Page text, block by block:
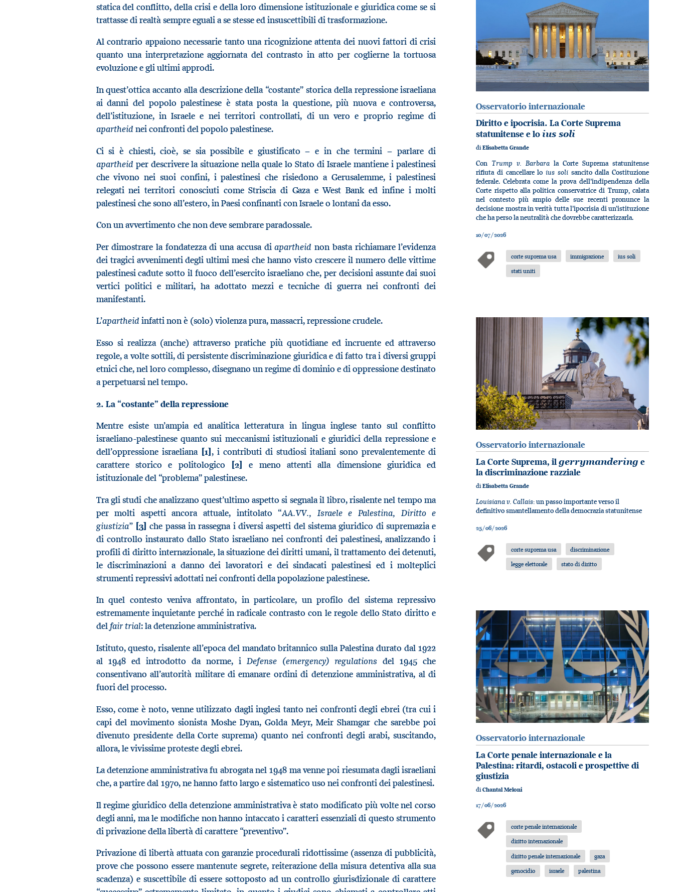
statica del conflitto, della crisi e della loro dimensione istituzionale e giuridica come se si
trattasse di realtà sempre eguali a se stesse ed insuscettibili di trasformazione.
Al contrario appaiono necessarie tanto una ricognizione attenta dei nuovi fattori di crisi
quanto una interpretazione aggiornata del contrasto in atto per coglierne la tortuosa
evoluzione e gli ultimi approdi.
In quest’ottica accanto alla descrizione della “costante” storica della repressione israeliana
ai danni del popolo palestinese è stata posta la questione, più nuova e controversa,
dell’istituzione, in Israele e nei territori controllati, di un vero e proprio regime di
apartheid nei confronti del popolo palestinese.
Ci si è chiesti, cioè, se sia possibile e giustificato − e in che termini − parlare di
apartheid per descrivere la situazione nella quale lo Stato di Israele mantiene i palestinesi
che vivono nei suoi confini, i palestinesi che risiedono a Gerusalemme, i palestinesi
relegati nei territori conosciuti come Striscia di Gaza e West Bank ed infine i molti
palestinesi che sono all’estero, in Paesi confinanti con Israele o lontani da esso.
Con un avvertimento che non deve sembrare paradossale.
Per dimostrare la fondatezza di una accusa diapartheidnon basta richiamare l’evidenza
dei tragici avvenimenti degli ultimi mesi che hanno visto crescere il numero delle vittime
palestinesi cadute sotto il fuoco dell’esercito israeliano che, per decisioni assunte dai suoi
vertici politici e militari, ha adottato mezzi e tecniche di guerra nei confronti dei
manifestanti.
L’apartheid infatti non è (solo) violenza pura, massacri, repressione crudele.
Esso si realizza (anche) attraverso pratiche più quotidiane ed incruente ed attraverso
regole, a volte sottili, di persistente discriminazione giuridica e di fatto tra i diversi gruppi
etnici che, nel loro complesso, disegnano un regime di dominio e di oppressione destinato
a perpetuarsi nel tempo.
2. La “costante” della repressione
Mentre esiste un’ampia ed analitica letteratura in lingua inglese tanto sul conflitto
israeliano-palestinese quanto sui meccanismi istituzionali e giuridici della repressione e
dell’oppressione israeliana [1], i contributi di studiosi italiani sono prevalentemente di
carattere storico e politologico
[2]
e meno attenti alla dimensione giuridica ed
istituzionale del “problema” palestinese.
Tra gli studi che analizzano quest’ultimo aspetto si segnala il libro, risalente nel tempo ma
per molti aspetti ancora attuale, intitolato“AA.VV., Israele e Palestina, Diritto e
giustizia” [3] che passa in rassegna i diversi aspetti del sistema giuridico di supremazia e
di controllo instaurato dallo Stato israeliano nei confronti dei palestinesi, analizzando i
profili di diritto internazionale, la situazione dei diritti umani, il trattamento dei detenuti,
le discriminazioni a danno dei lavoratori e dei sindacati palestinesi ed i molteplici
strumenti repressivi adottati nei confronti della popolazione palestinese.
In quel contesto veniva affrontato, in particolare, un profilo del sistema repressivo
estremamente inquietante perché in radicale contrasto con le regole dello Stato diritto e
delfair trial: la detenzione amministrativa.
Istituto, questo, risalente all’epoca del mandato britannico sulla Palestina durato dal 1922
al 1948 ed introdotto da norme, i Defense (emergency) regulationsdel 1945 che
consentivano all’autorità militare di emanare ordini di detenzione amministrativa, al di
fuori del processo.
Esso, come è noto, venne utilizzato dagli inglesi tanto nei confronti degli ebrei (tra cui i
capi del movimento sionista Moshe Dyan, Golda Meyr, Meir Shamgar che sarebbe poi
divenuto presidente della Corte suprema) quanto nei confronti degli arabi, suscitando,
allora, le vivissime proteste degli ebrei.
La detenzione amministrativa fu abrogata nel 1948 ma venne poi riesumata dagli israeliani
che, a partire dal 1970, ne hanno fatto largo e sistematico uso nei confronti dei palestinesi.
Il regime giuridico della detenzione amministrativa è stato modificato più volte nel corso
degli anni, ma le modifiche non hanno intaccato i caratteri essenziali di questo strumento
di privazione della libertà di carattere “preventivo”.
Privazione di libertà attuata con garanzie procedurali ridottissime (assenza di pubblicità,
prove che possono essere mantenute segrete, reiterazione della misura detentiva alla sua
scadenza) e suscettibile di essere sottoposto ad un controllo giurisdizionale di carattere
Osservatorio internazionale
Diritto e ipocrisia. La Corte Suprema
statunitense e loius soli
diElisabetta Grande
Con Trump v. Barbara la Corte Suprema statunitense
rifiuta di cancellare loius soli sancito dalla Costituzione
federale. Celebrata come la prova dell’indipendenza della
Corte rispetto alla politica conservatrice di Trump, calata
nel contesto più ampio delle sue recenti pronunce la
decisione mostra in verità tutta l’ipocrisia di un’istituzione
che ha perso la neutralità che dovrebbe caratterizzarla.
10/07/2026
corte suprema usa immigrazione
ius soli
stati uniti
Osservatorio internazionale
La Corte Suprema, ilgerrymandering e
la discriminazione razziale
diElisabetta Grande
Louisiana v. Callais: un passo importante verso il
definitivo smantellamento della democrazia statunitense
25/06/2026
corte suprema usa
discriminazione
legge elettorale
stato di diritto
Osservatorio internazionale
La Corte penale internazionale e la
Palestina: ritardi, ostacoli e prospettive di
giustizia
diChantal Meloni
17/06/2026
corte penale internazionale
diritto internazionale
diritto penale internazionale
gaza
genocidio
israele palestina